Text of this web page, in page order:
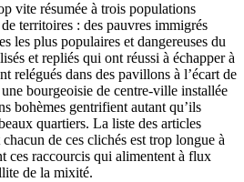
vite résumée à trois populations
territoires : des pauvres immigrés
les plus populaires et dangereuses du
et repliés qui ont réussi à échapper à
relégués dans des pavillons à l’écart de
bourgeoisie de centre-ville installée
bohèmes gentrifient autant qu’ils
quartiers. La liste des articles
de ces clichés est trop longue à
ces raccourcis qui alimentent à flux
de la mixité.